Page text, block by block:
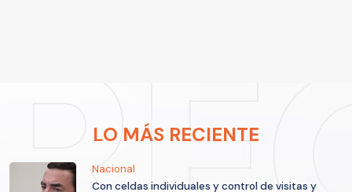
LO MÁS RECIENTE
Nacional
Con celdas individuales y control de visitas y